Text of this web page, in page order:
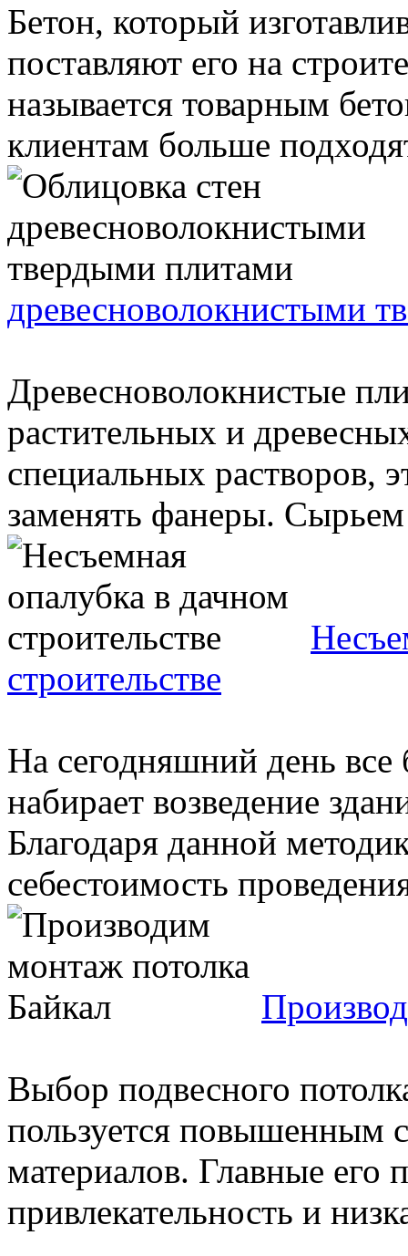
Бетон, который
поставляют его на
называется товарным
клиентам больше
древесноволокнистыми
Древесноволокнистые
растительных и
специальных растворов,
заменять фанеры. Сырьем
строительстве
На сегодняшний день
набирает возведение
Благодаря данной
себестоимость
Выбор подвесного
пользуется повышенным
материалов. Главные
привлекательность и